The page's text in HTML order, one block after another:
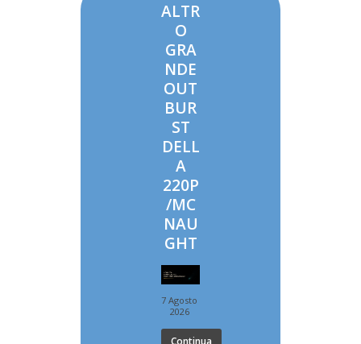
ALTR
O
GRA
NDE
OUT
BUR
ST
DELL
A
220P
/MC
NAU
GHT
7 Agosto
2026
Continua